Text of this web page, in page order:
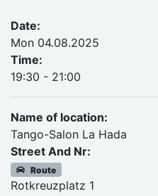
Date:
Mon 04.08.2025
Time:
19:30 - 21:00
Name of location:
Tango-Salon La Hada
Street And Nr:
Route
Rotkreuzplatz 1